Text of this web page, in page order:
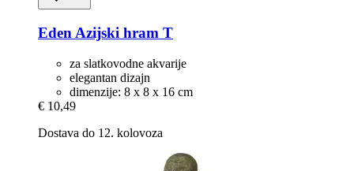
Eden Azijski hram T
za slatkovodne akvarije
elegantan dizajn
dimenzije: 8 x 8 x 16 cm
€ 10,49
Dostava do 12. kolovoza